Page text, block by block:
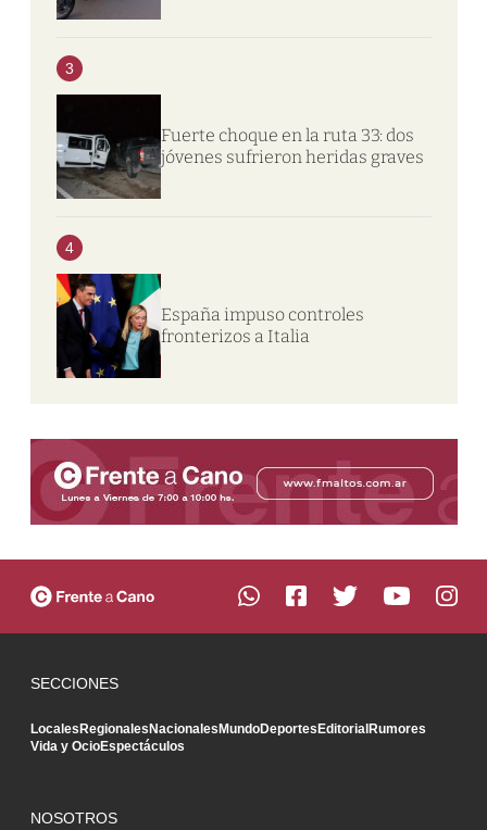
3
Fuerte choque en la ruta 33: dos
jóvenes sufrieron heridas graves
4
España impuso controles
fronterizos a Italia
SECCIONES
LocalesRegionalesNacionalesMundoDeportesEditorialRumores
Vida y OcioEspectáculos
NOSOTROS